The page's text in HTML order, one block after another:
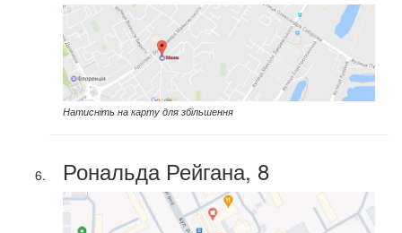
Натисніть на карту для збільшення
Рональда Рейгана, 8